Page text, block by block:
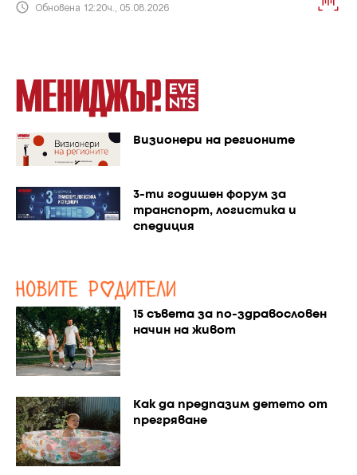
Обновена 12:20ч., 05.08.2026
Визионери на регионите
3-ти годишен форум за
транспорт, логистика и
спедиция
15 съвета за по-здравословен
начин на живот
Как да предпазим детето от
прегряване